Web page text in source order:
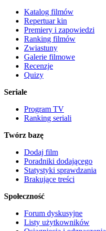
Katalog filmów
Repertuar kin
Premiery i zapowiedzi
Ranking filmów
Zwiastuny
Galerie filmowe
Recenzje
Quizy
Seriale
Program TV
Ranking seriali
Twórz bazę
Dodaj film
Poradniki dodającego
Statystyki sprawdzania
Brakujące treści
Społeczność
Forum dyskusyjne
Listy użytkowników